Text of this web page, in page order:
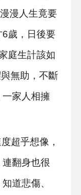
漫人生竟要
歲，日後要
庭生計該如
無助，不斷
家人相擁
超乎想像，
翻身也很
道悲傷、